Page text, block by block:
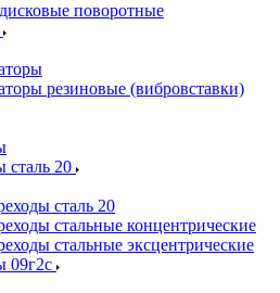
поворотные
резиновые (вибровставки)
сталь 20
сталь 20
стальные концентрические
стальные эксцентрические
09г2с